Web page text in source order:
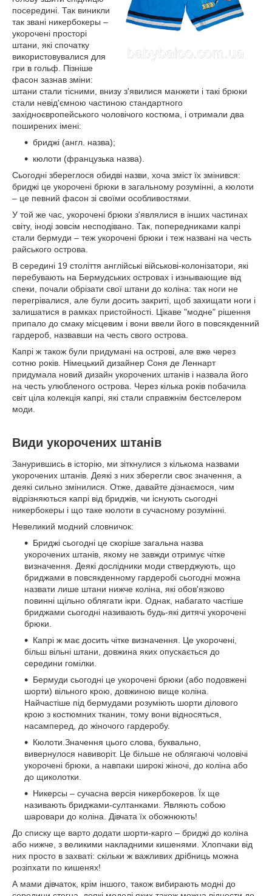
посередині. Так виникли
так звані никербокеры –
укорочені просторі
штани, які спочатку
використовувалися для
гри в гольф. Пізніше
фасон зазнав зміни:
штани стали тісними, внизу з'явилися манжети і такі брюки
стали невід'ємною частиною стандартного
західноєвропейського чоловічого костюма, і отримали два
поширених імені:
бриджі (англ. назва);
кюлоти (французька назва).
Сьогодні збереглося обидві назви, хоча зміст їх змінився:
бриджі це укорочені брюки в загальному розумінні, а кюлоти
– це певний фасон зі своїми особливостями.
У той же час, укорочені брюки з'являлися в інших частинах
світу, іноді зовсім несподівано. Так, попередниками капрі
стали бермуди – теж укорочені брюки і теж названі на честь
райського острова.
В середині 19 століття англійські військові-колонізатори, які
перебувають на Бермудських островах і изнывающие від
спеки, почали обрізати свої штани до коліна: так ноги не
перегрівалися, але були досить закриті, щоб захищати ноги і
залишатися в рамках пристойності. Цікаве "модне" рішення
припало до смаку місцевим і вони ввели його в повсякденний
гардероб, назвавши на честь свого острова.
Капрі ж також були придумані на острові, але вже через
сотню років. Німецький дизайнер Соня де Леннарт
придумала новий дизайн укорочених штанів і назвала його
на честь улюбленого острова. Через кілька років побачила
світ ціла колекція капрі, які стали справжнім бестселером
моди.
Види укорочених штанів
Занурившись в історію, ми зіткнулися з кількома назвами
укорочених штанів. Деякі з них зберегли своє значення, а
деякі сильно змінилися. Отже, давайте дізнаємося, чим
відрізняються капрі від бриджів, чи існують сьогодні
никербокеры і що таке кюлоти в сучасному розумінні.
Невеликий модний словничок:
Бриджі сьогодні це скоріше загальна назва
укорочених штанів, якому не завжди отримує чітке
визначення. Деякі дослідники моди стверджують, що
бриджами в повсякденному гардеробі сьогодні можна
назвати лише штани нижче коліна, які обов'язково
повинні щільно облягати ікри. Однак, набагато частіше
бриджами сьогодні називають будь-які дитячі укорочені
брюки.
Капрі ж має досить чітке визначення. Це укорочені,
більш вільні штани, довжина яких опускається до
середини гомілки.
Бермуди сьогодні це укорочені брюки (або подовжені
шорти) вільного крою, довжиною вище коліна.
Найчастіше під бермудами розуміють шорти ділового
крою з костюмних тканин, тому вони відносяться,
насамперед, до жіночого гардеробу.
Кюлоти.Значення цього слова, буквально,
вивернулося навиворіт. Це більше не облягаючі чоловічі
укорочені брюки, а навпаки широкі жіночі, до коліна або
до щиколотки.
Никерсы – сучасна версія никербокеров. Їх ще
називають бриджами-султанками. Являють собою
шаровари до коліна. Дівчата їх обожнюють!
До списку ще варто додати шорти-карго – бриджі до коліна
або нижче, з великими накладними кишенями. Хлопчаки від
них просто в захваті: скільки ж важливих дрібниць можна
розіпхати по кишенях!
А мами дівчаток, крім іншого, також вибирають модні до